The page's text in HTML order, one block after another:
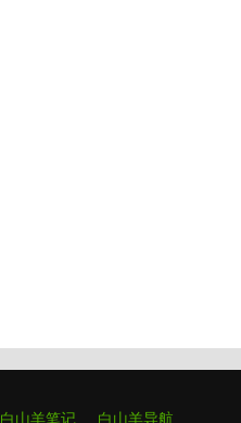
白山羊笔记 白山羊导航